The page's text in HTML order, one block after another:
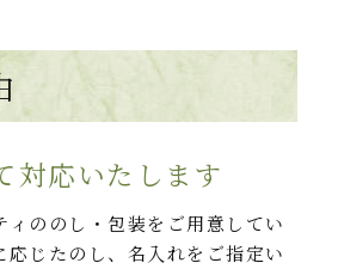
対応いたします
ィののし・包装をご用意してい
応じたのし、名入れをご指定い